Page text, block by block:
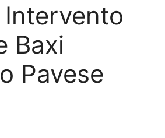
Baxi
Pavese